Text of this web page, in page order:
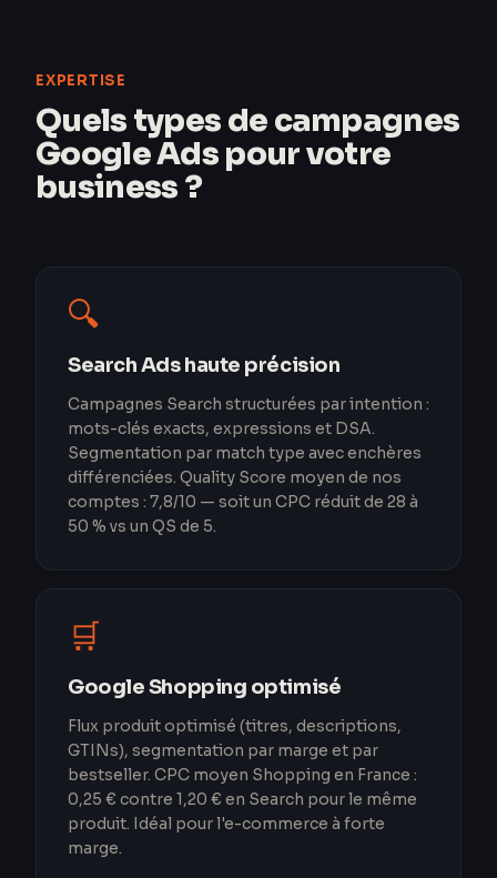
EXPERTISE
Quels types de campagnes
Google Ads pour votre
business ?
🔍
Search Ads haute précision
Campagnes Search structurées par intention :
mots-clés exacts, expressions et DSA.
Segmentation par match type avec enchères
différenciées. Quality Score moyen de nos
comptes : 7,8/10 — soit un CPC réduit de 28 à
50 % vs un QS de 5.
🛒
Google Shopping optimisé
Flux produit optimisé (titres, descriptions,
GTINs), segmentation par marge et par
bestseller. CPC moyen Shopping en France :
0,25 € contre 1,20 € en Search pour le même
produit. Idéal pour l'e-commerce à forte
marge.